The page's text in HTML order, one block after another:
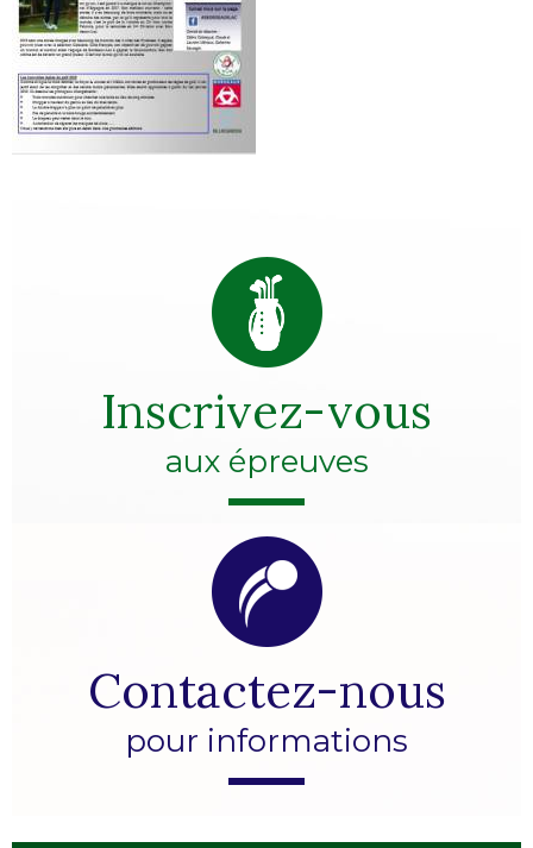
Inscrivez-vous
aux épreuves
Contactez-nous
pour informations